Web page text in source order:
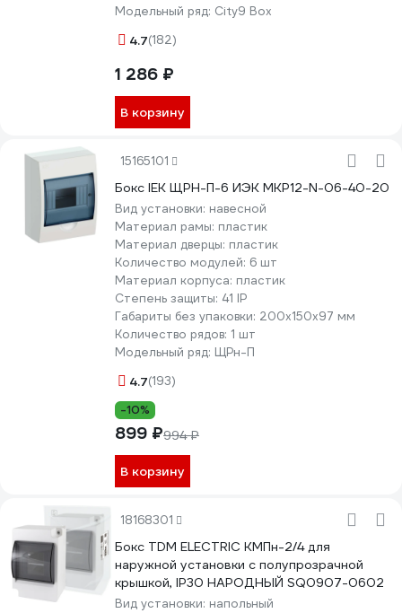
Модельный ряд: City9 Box
4.7(182)
1 286 ₽
В корзину
15165101
Бокс IEK ЩРН-П-6 ИЭК MKP12-N-06-40-20
Вид установки: навесной
Материал рамы: пластик
Материал дверцы: пластик
Количество модулей: 6 шт
Материал корпуса: пластик
Степень защиты: 41 IP
Габариты без упаковки: 200х150х97 мм
Количество рядов: 1 шт
Модельный ряд: ЩРн-П
4.7(193)
-10%
899 ₽994 ₽
В корзину
18168301
Бокс TDM ELECTRIC КМПн-2/4 для
наружной установки с полупрозрачной
крышкой, IP30 НАРОДНЫЙ SQ0907-0602
Вид установки: напольный